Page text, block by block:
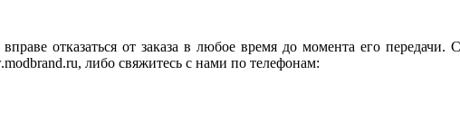
отказаться от заказа в любое время до момента его
либо свяжитесь с нами по телефонам: